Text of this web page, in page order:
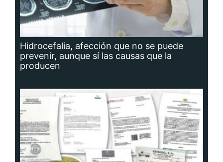
Hidrocefalia, afección que no se puede
prevenir, aunque sí las causas que la
producen